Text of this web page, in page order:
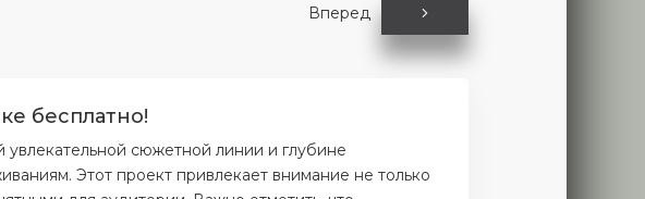
Вперед
бесплатно!
сюжетной линии и глубине
Этот проект привлекает внимание не только